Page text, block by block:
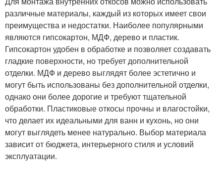
различные материалы, каждый из которых имеет свои
преимущества и недостатки. Наиболее популярными
являются гипсокартон, МДФ, дерево и пластик.
Гипсокартон удобен в обработке и позволяет создавать
гладкие поверхности, но требует дополнительной
отделки. МДФ и дерево выглядят более эстетично и
могут быть использованы без дополнительной отделки,
однако они более дорогие и требуют тщательной
обработки. Пластиковые откосы прочны и влагостойки,
что делает их идеальными для ванн и кухонь, но они
могут выглядеть менее натурально. Выбор материала
зависит от бюджета, интерьерного стиля и условий
эксплуатации.